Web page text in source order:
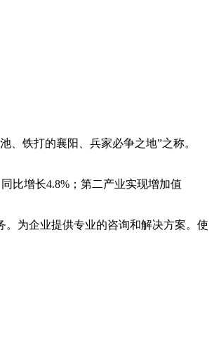
、铁打的襄阳、兵家必争之地”之称。
比增长4.8%；第二产业实现增加值
为企业提供专业的咨询和解决方案。使